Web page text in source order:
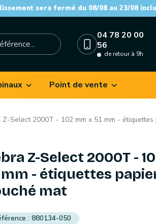
sera fermé du 08/08 au 23/08
04 78 20 00
56
de retour à 9h
Point de vente
Z-Select 2000T - 102 mm x 51 mm - étiquettes
Z-Select 2000T -
mm - étiquettes
mat
880134-050